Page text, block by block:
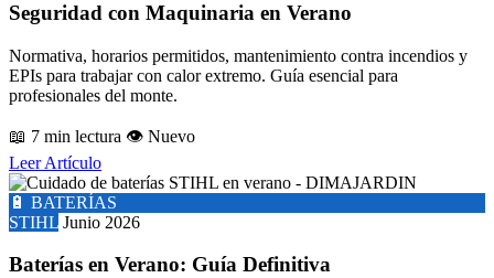
Seguridad con Maquinaria en Verano
Normativa, horarios permitidos, mantenimiento contra incendios y
EPIs para trabajar con calor extremo. Guía esencial para
profesionales del monte.
📖 7 min lectura 👁️ Nuevo
Leer Artículo
🔋 BATERÍAS
STIHL Junio 2026
Baterías en Verano: Guía Definitiva